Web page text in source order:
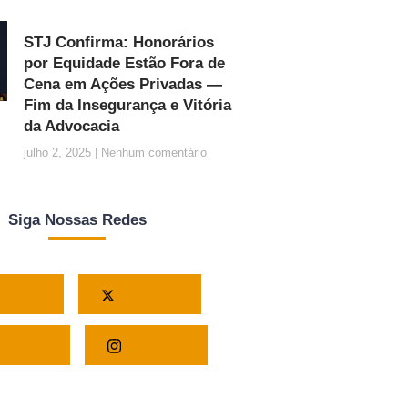
STJ Confirma: Honorários
por Equidade Estão Fora de
Cena em Ações Privadas —
Fim da Insegurança e Vitória
da Advocacia
julho 2, 2025 Nenhum comentário
Siga Nossas Redes
Instagram